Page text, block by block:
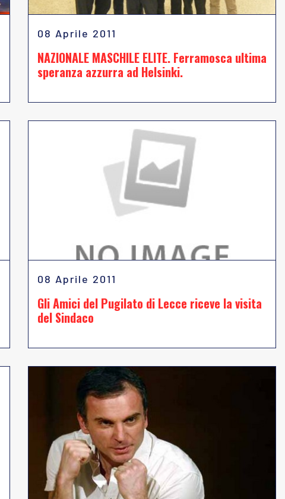
08 Aprile 2011
NAZIONALE MASCHILE ELITE. Ferramosca ultima
speranza azzurra ad Helsinki.
08 Aprile 2011
Gli Amici del Pugilato di Lecce riceve la visita
del Sindaco